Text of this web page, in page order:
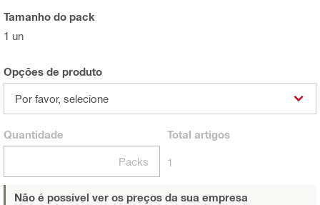
Tamanho do pack
1 un
Opções de produto
Por favor, selecione
Quantidade
Packs
Total artigos
1
Não é possível ver os preços da sua empresa